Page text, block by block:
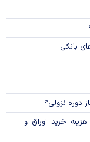
بانکی
خرید اوراق و